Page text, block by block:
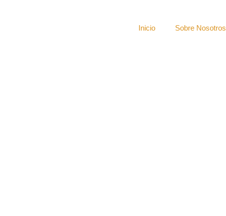
Inicio Sobre Nosotros